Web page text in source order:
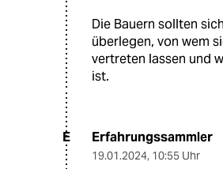
Die Bauern sollten
überlegen, von wem
vertreten lassen und
ist.
E Erfahrungssammler
19.01.2024, 10:55 Uhr